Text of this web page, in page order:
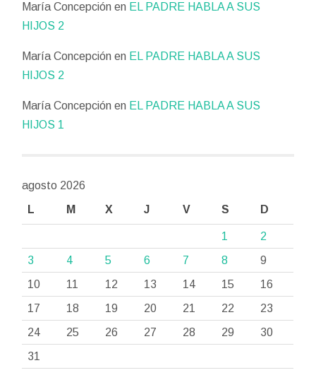
María Concepción en EL PADRE HABLA A SUS
HIJOS 2
María Concepción en EL PADRE HABLA A SUS
HIJOS 2
María Concepción en EL PADRE HABLA A SUS
HIJOS 1
agosto 2026
L
M X J V S D
1
2
3
4 5 6 7 8
9
10
11 12 13 14 15
16
17
18 19 20 21 22
23
24
25 26 27 28 29
30
31